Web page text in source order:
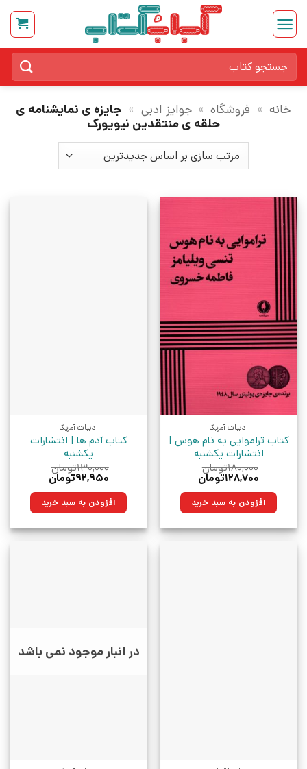
Skip
content
برای:
خانه » فروشگاه » جوایز ادبی » جایزه ی نمایشنامه ی
حلقه ی منتقدین نیویورک
ادبیات آمریکا
کتاب تراموایی به نام هوس |
انتشارات یکشنبه
۱۸۰,۰۰۰تومان
قیمت
۱۸۰,۰۰۰تومان
بود.
۱۲۸,۷۰۰تومان
۱۲۸,۷۰۰تومان.افزودن به سبد خرید
ادبیات آمریکا
کتاب آدم ها | انتشارات
یکشنبه
۱۳۰,۰۰۰تومان
قیمت
۱۳۰,۰۰۰تومان
بود.
۹۲,۹۵۰تومان
۹۲,۹۵۰تومان.افزودن به سبد خرید
در انبار موجود نمی باشد